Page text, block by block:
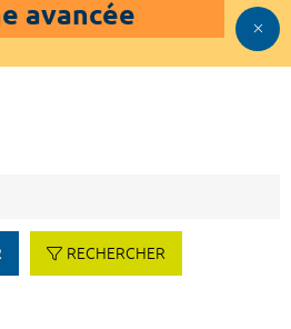
avancée
RECHERCHER